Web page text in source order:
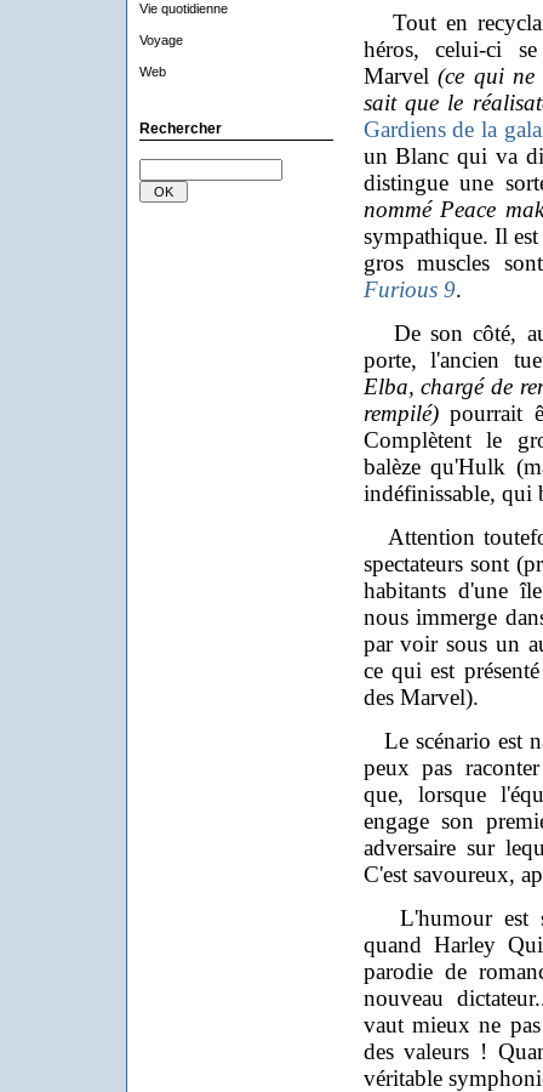
Vie quotidienne
Voyage
Web
Rechercher
Tout en
héros, celui-ci
Marvel(ce qui ne
sait que le
Gardiens de la
un Blanc qui va
distingue une
nommé Peace
sympathique. Il
gros muscles
Furious 9.
De son côté,
porte, l'ancien
Elba, chargé de
rempilé)pourrait
Complètent le
balèze qu'Hulk
indéfinissable, qui
Attention
spectateurs sont
habitants d'une
nous immerge
par voir sous un
ce qui est
des Marvel).
Le scénario est
peux pas
que, lorsque
engage son
adversaire sur
C'est savoureux,
L'humour est
quand Harley
parodie de
nouveau
vaut mieux ne
des valeurs !
véritable